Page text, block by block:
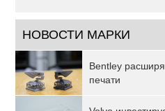
НОВОСТИ МАРКИ
Bentley
печати